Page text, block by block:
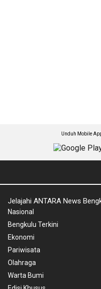
Unduh Mobile
Jelajahi ANTARA News
Nasional
Bengkulu Terkini
Ekonomi
Pariwisata
Olahraga
Warta Bumi